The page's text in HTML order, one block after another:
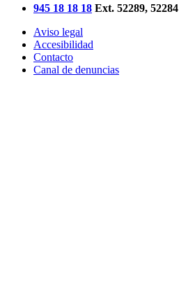
945 18 18 18 Ext. 52289, 52284
Aviso legal
Accesibilidad
Contacto
Canal de denuncias